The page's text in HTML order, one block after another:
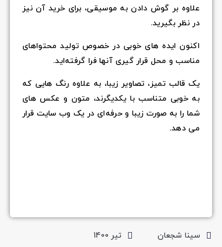
علاوه بر گوش دادن به موسیقی، برای خرید آن نیز
در نظر بگیرید.
اکنون ایده های خوبی در خصوص تولید محتواهای
مناسب و محل قرار گیری آنها فرا گرفته‌اید.
یک قالب تمیز، تصاویر زیبا، به علاوه رنگ هایی که
به خوبی متناسب با یکدیگرند، متون و عکس های
شما را به صورت زیبا و حرفه‌ای در یک وب سایت قرار
می دهد.
سینا شجعان تیر 1400